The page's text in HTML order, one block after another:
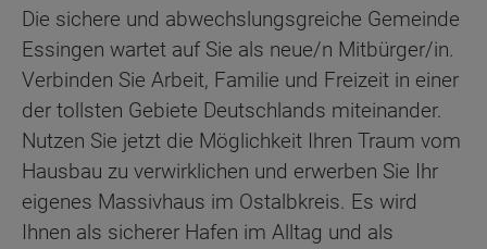
Die sichere und abwechslungsgreiche Gemeinde
Essingen wartet auf Sie als neue/n Mitbürger/in.
Verbinden Sie Arbeit, Familie und Freizeit in einer
der tollsten Gebiete Deutschlands miteinander.
Nutzen Sie jetzt die Möglichkeit Ihren Traum vom
Hausbau zu verwirklichen und erwerben Sie Ihr
eigenes Massivhaus im Ostalbkreis. Es wird
Ihnen als sicherer Hafen im Alltag und als